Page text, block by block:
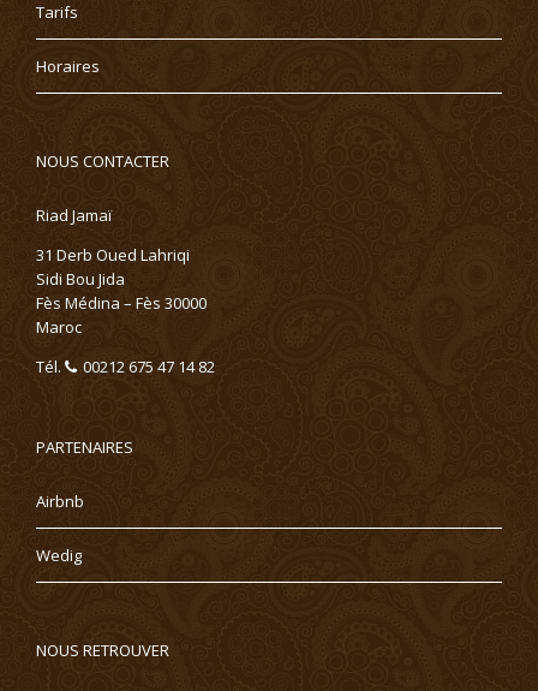
Tarifs
Horaires
NOUS CONTACTER
Riad Jamaï
31 Derb Oued Lahriqi
Sidi Bou Jida
Fès Médina – Fès 30000
Maroc
Tél.
00212 675 47 14 82
PARTENAIRES
Airbnb
Wedig
NOUS RETROUVER